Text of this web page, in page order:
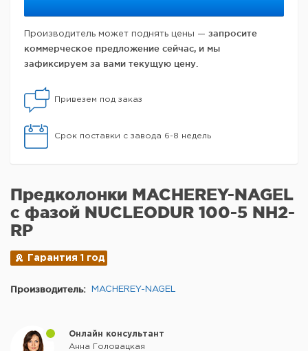
Производитель может поднять цены — запросите
коммерческое предложение сейчас, и мы
зафиксируем за вами текущую цену.
Привезем под заказ
Срок поставки с завода 6-8 недель
Предколонки MACHEREY-NAGEL
с фазой NUCLEODUR 100-5 NH2-
RP
Гарантия 1 год
Производитель: MACHEREY-NAGEL
Онлайн консультант
Анна Головацкая